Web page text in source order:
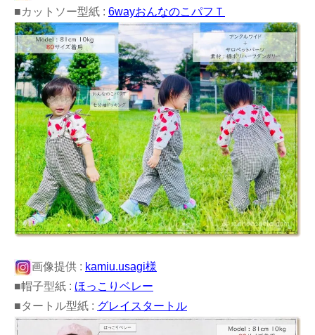
■カットソー型紙 : 6wayおんなのこパフＴ
画像提供 : kamiu.usagi様
■帽子型紙 : ほっこりベレー
■タートル型紙 : グレイスタートル